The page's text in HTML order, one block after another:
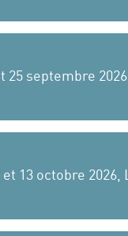
25 septembre
et 13 octobre 2026,